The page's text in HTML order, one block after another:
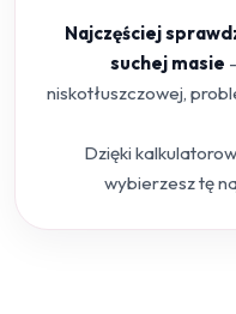
Najczęściej
suchej masie
niskotłuszczowej,
Dzięki
wybierzesz tę